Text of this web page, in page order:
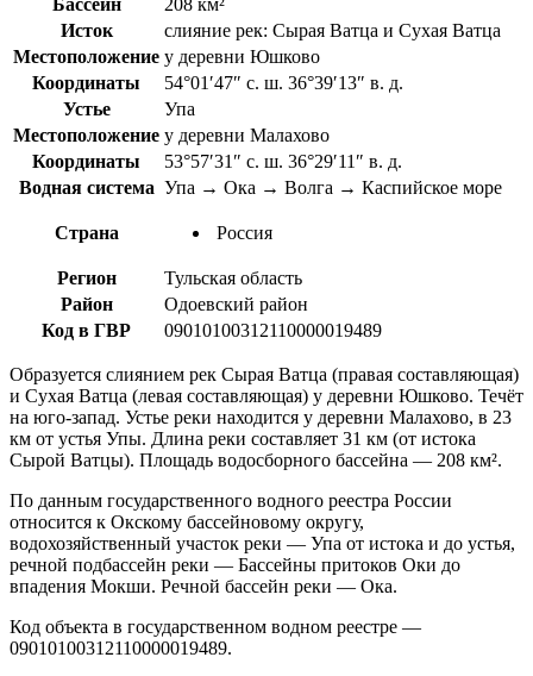
Исток
слияние рек: Сырая Ватца и Сухая Ватца
Местоположение у деревни Юшково
Координаты
54°01′47″ с. ш. 36°39′13″ в. д.
Устье
Упа
Местоположение у деревни Малахово
Координаты
53°57′31″ с. ш. 36°29′11″ в. д.
Водная система Упа → Ока → Волга → Каспийское море
Страна Россия
Регион
Тульская область
Район
Одоевский район
Код в ГВР
09010100312110000019489
Образуется слиянием рек Сырая Ватца (правая составляющая)
и Сухая Ватца (левая составляющая) у деревни Юшково. Течёт
на юго-запад. Устье реки находится у деревни Малахово, в 23
км от устья Упы. Длина реки составляет 31 км (от истока
Сырой Ватцы). Площадь водосборного бассейна — 208 км².
По данным государственного водного реестра России
относится к Окскому бассейновому округу,
водохозяйственный участок реки — Упа от истока и до устья,
речной подбассейн реки — Бассейны притоков Оки до
впадения Мокши. Речной бассейн реки — Ока.
Код объекта в государственном водном реестре —
09010100312110000019489.